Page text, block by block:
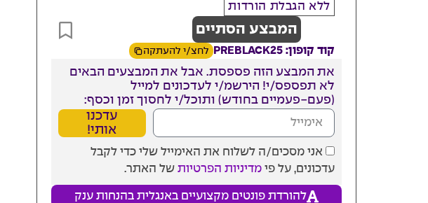
ללא הגבלת הורדות
המבצע הסתיים
קוד קופון: PREBLACK25 לחצ/י להעתקה
את המבצע הזה פספסת. אבל את המבצעים הבאים
לא תפספס/י! הירשמ/י לעדכונים למייל
(פעם-פעמיים בחודש) ותוכל/י לחסוך זמן וכסף:
אני מסכים/ה לשלוח את האימייל שלי כדי לקבל
עדכונים, על פי מדיניות הפרטיות של האתר.
עדכנו
אותי!
להורדת פונטים מקצועיים באנגלית בהנחות ענק